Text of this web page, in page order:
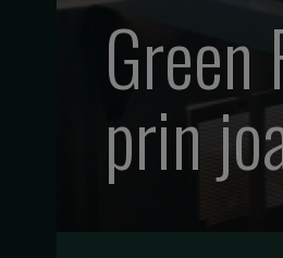
prin